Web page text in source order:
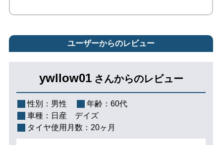
ユーザーからのレビュー
ywllow01 さんからのレビュー
性別： 男性 年齢： 60代
車種： 日産 デイズ
タイヤ使用月数： 20ヶ月